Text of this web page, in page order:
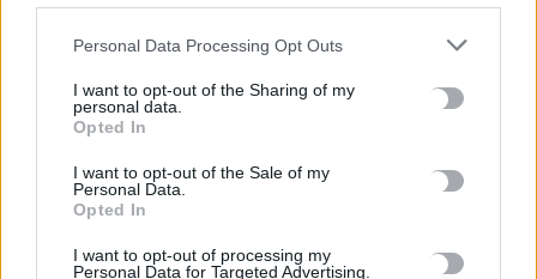
Personal Data Processing Opt Outs
I want to opt-out of the Sharing of my
personal data.
Opted In
I want to opt-out of the Sale of my
Personal Data.
Opted In
I want to opt-out of processing my
Personal Data for Targeted Advertising.
Ήττα - πισωγύρισμα για τον
ΟΦΗ στον Παγκρήτιο
Google